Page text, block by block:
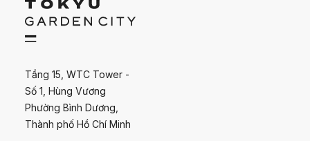
Tầng 15, WTC Tower -
Số 1, Hùng Vương
Phường Bình Dương,
Thành phố Hồ Chí Minh